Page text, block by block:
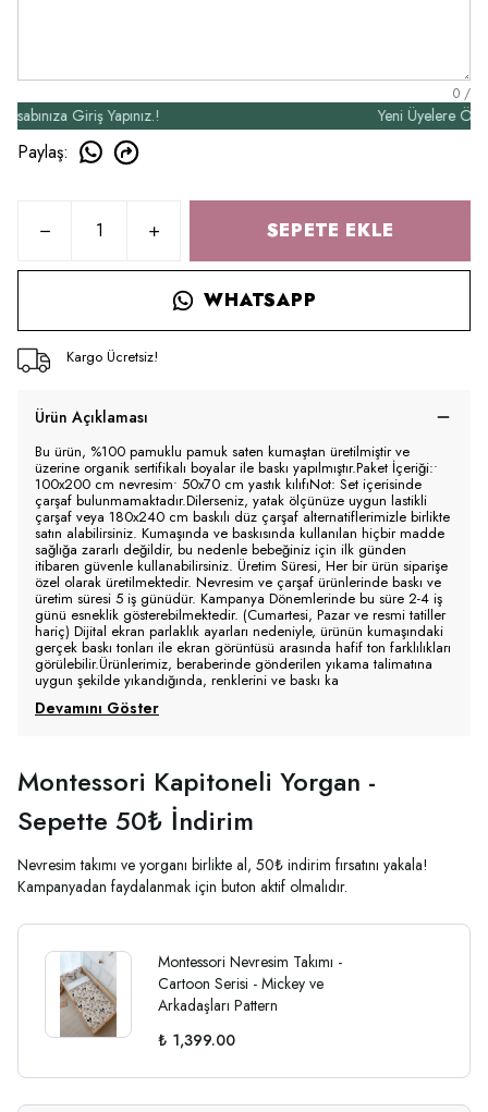
0 /
Giriş Yapınız.! Yeni Üyelere Özel
Paylaş:
SEPETE EKLE
WHATSAPP
Kargo Ücretsiz!
Ürün Açıklaması
Bu ürün, %100 pamuklu pamuk saten kumaştan üretilmiştir ve
üzerine organik sertifikalı boyalar ile baskı yapılmıştır.Paket İçeriği:•
100x200 cm nevresim• 50x70 cm yastık kılıfıNot: Set içerisinde
çarşaf bulunmamaktadır.Dilerseniz, yatak ölçünüze uygun lastikli
çarşaf veya 180x240 cm baskılı düz çarşaf alternatiflerimizle birlikte
satın alabilirsiniz. Kumaşında ve baskısında kullanılan hiçbir madde
sağlığa zararlı değildir, bu nedenle bebeğiniz için ilk günden
itibaren güvenle kullanabilirsiniz. Üretim Süresi, Her bir ürün siparişe
özel olarak üretilmektedir. Nevresim ve çarşaf ürünlerinde baskı ve
üretim süresi 5 iş günüdür. Kampanya Dönemlerinde bu süre 2-4 iş
günü esneklik gösterebilmektedir. (Cumartesi, Pazar ve resmi tatiller
hariç) Dijital ekran parlaklık ayarları nedeniyle, ürünün kumaşındaki
gerçek baskı tonları ile ekran görüntüsü arasında hafif ton farklılıkları
görülebilir.Ürünlerimiz, beraberinde gönderilen yıkama talimatına
uygun şekilde yıkandığında, renklerini ve baskı ka
Devamını Göster
Montessori Kapitoneli Yorgan -
Sepette 50₺ İndirim
Nevresim takımı ve yorganı birlikte al, 50₺ indirim fırsatını yakala!
Kampanyadan faydalanmak için buton aktif olmalıdır.
Montessori Nevresim Takımı -
Cartoon Serisi - Mickey ve
Arkadaşları Pattern
₺ 1,399.00